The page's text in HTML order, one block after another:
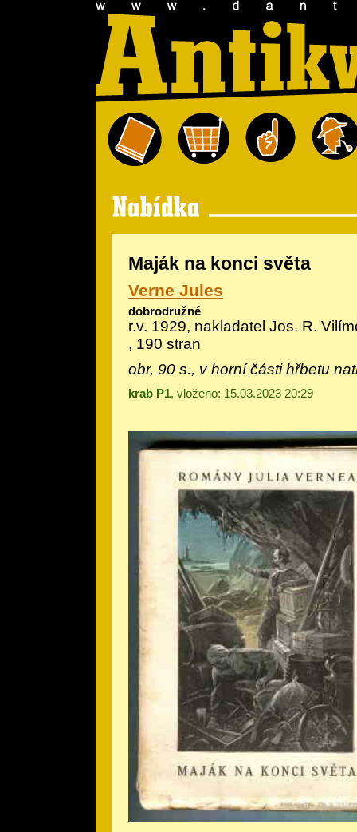
Maják na konci světa
Verne Jules
dobrodružné
r.v. 1929, nakladatel Jos. R.
, 190 stran
obr, 90 s., v horní části hřbetu
krab P1, vloženo: 15.03.2023 20:29